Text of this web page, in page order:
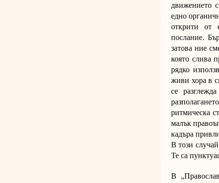
движението
едно
открити от
послание.
затова ние
която слива
рядко
живи хора в
се
ритмическа
малък
кадъра
В този
Те са
В